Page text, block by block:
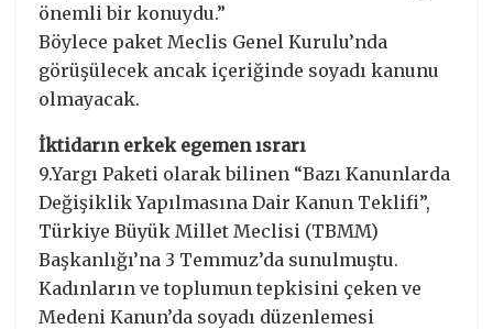
önemli bir konuydu.”
Böylece paket Meclis Genel Kurulu’nda
görüşülecek ancak içeriğinde soyadı kanunu
olmayacak.
İktidarın erkek egemen ısrarı
9.Yargı Paketi olarak bilinen “Bazı Kanunlarda
Değişiklik Yapılmasına Dair Kanun Teklifi”,
Türkiye Büyük Millet Meclisi (TBMM)
Başkanlığı’na 3 Temmuz’da sunulmuştu.
Kadınların ve toplumun tepkisini çeken ve
Medeni Kanun’da soyadı düzenlemesi